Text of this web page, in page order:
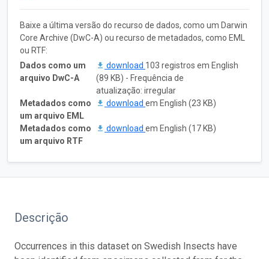
Baixe a última versão do recurso de dados, como um Darwin
Core Archive (DwC-A) ou recurso de metadados, como EML
ou RTF:
Dados como um
arquivo DwC-A
download 103 registros em English
(89 KB) - Frequência de
atualização: irregular
Metadados como
um arquivo EML
download em English (23 KB)
Metadados como
um arquivo RTF
download em English (17 KB)
Descrição
Occurrences in this dataset on Swedish Insects have